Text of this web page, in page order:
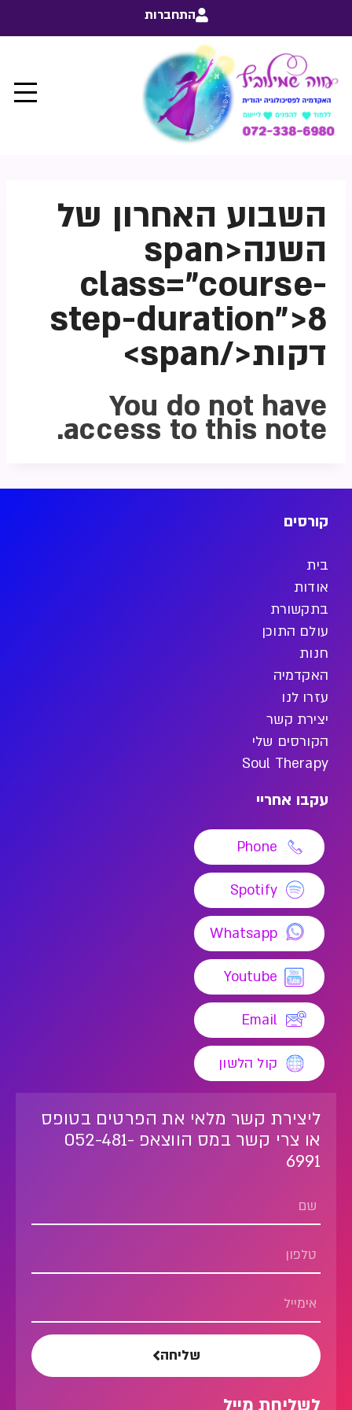
התחברות
השבוע האחרון של
השנה<span
class="course-
step-duration">8
דקות</span>
You do not have
access to this note.
קורסים
בית
אודות
בתקשורת
עולם התוכן
חנות
האקדמיה
עזרו לנו
יצירת קשר
הקורסים שלי
Soul Therapy
עקבו אחריי
Phone
Spotify
Whatsapp
Youtube
Email
קול הלשון
ליצירת קשר מלאי את הפרטים בטופס
או צרי קשר במס הווצאפ 052-481-
6991
שליחה